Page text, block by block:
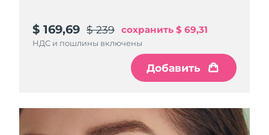
$ 169,69 $ 239 сохранить $ 69,31
НДС и пошлины включены
Добавить